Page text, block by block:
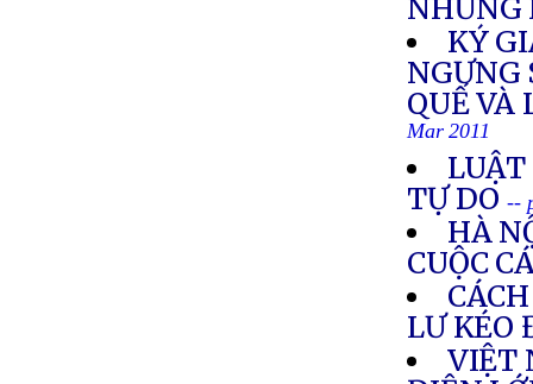
NHỮNG
KÝ
NGƯNG
QUẾ VÀ
Mar 2011
TỰ DO --
HÀ
CUỘC
LƯ KÉO
VIỆT